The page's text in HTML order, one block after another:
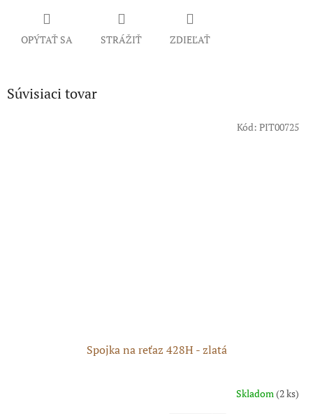
OPÝTAŤ SA STRÁŽIŤ ZDIEĽAŤ
Súvisiaci tovar
Spojka na reťaz 428H - zlatá
Skladom(2 ks)
Kód: PIT00725